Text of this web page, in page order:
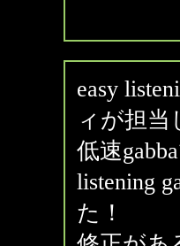
easy
ィが担
低速
listening
た！